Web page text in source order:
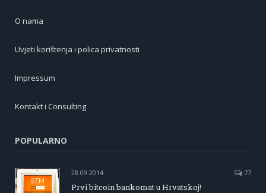
O nama
Uvjeti korištenja i polica privatnosti
Impressum
Kontakt i Consulting
POPULARNO
28.09.2014 77
Prvi bitcoin bankomat u Hrvatskoj!